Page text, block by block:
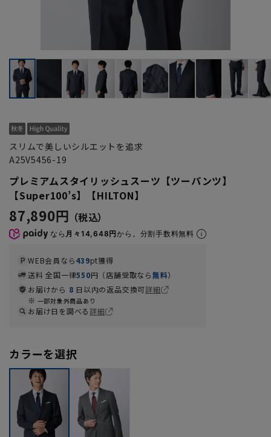
スリムで美しいシルエットを追求
A25V5456-19
プレミアムスタイリッシュスーツ【ツーパンツ】
【Super100’s】【HILTON】
87,890円
なら 月々14,648円から。分割手数料無料
WEB会員なら439pt獲得
送料 全国一律550円（店舗受取なら無料）
お届けから 8 日以内の返品交換可詳細
一部対象外商品あり
お届け日を調べる詳細
カラーを選択